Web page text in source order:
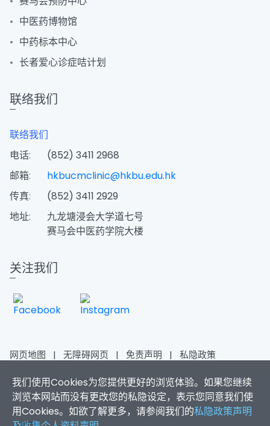
我们使用Cookies为您提供更好的浏览体验。如果您继续
浏览本网站而没有更改您的私隐设定，表示您同意我们使
用Cookies。如欲了解更多，请参阅我们的私隐政策声明
中医药博物馆
中药标本中心
长者爱心诊症咭计划
联络我们
联络我们
电话:
(852) 3411 2968
邮箱:
hkbucmclinic@hkbu.edu.hk
传真:
(852) 3411 2929
地址:
九龙塘浸会大学道七号
赛马会中医药学院大楼
关注我们
网页地图 | 无障碍网页 | 免责声明 | 私隐政策
2026香港浸会大学 版权所有